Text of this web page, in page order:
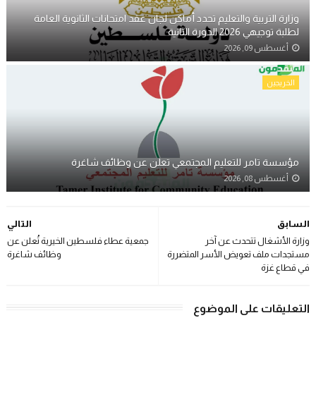
وزارة التربية والتعليم تحدد أماكن لجان عقد امتحانات الثانوية العامة
لطلبة توجيهي 2026 الدورة الثانية
أغسطس 09, 2026
الخريجين
مؤسسة تامر للتعليم المجتمعي تعلن عن وظائف شاغرة
أغسطس 08, 2026
التالي
جمعية عطاء فلسطين الخيرية تُعلن عن
وظائف شاغرة
السابق
وزارة الأشغال تتحدث عن آخر
مستجدات ملف تعويض الأسر المتضررة
في قطاع غزة
التعليقات على الموضوع